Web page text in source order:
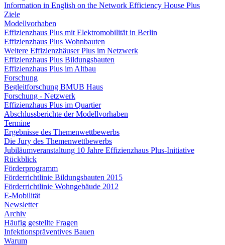
Information in English on the Network Efficiency House Plus
Ziele
Modellvorhaben
Effizienzhaus Plus mit Elektromobilität in Berlin
Effizienzhaus Plus Wohnbauten
Weitere Effizienzhäuser Plus im Netzwerk
Effizienzhaus Plus Bildungsbauten
Effizienzhaus Plus im Altbau
Forschung
Begleitforschung BMUB Haus
Forschung - Netzwerk
Effizienzhaus Plus im Quartier
Abschlussberichte der Modellvorhaben
Termine
Ergebnisse des Themenwettbewerbs
Die Jury des Themenwettbewerbs
Jubiläumveranstaltung 10 Jahre Effizienzhaus Plus-Initiative
Rückblick
Förderprogramm
Förderrichtlinie Bildungsbauten 2015
Förderrichtlinie Wohngebäude 2012
E-Mobilität
Newsletter
Archiv
Häufig gestellte Fragen
Infektionspräventives Bauen
Warum